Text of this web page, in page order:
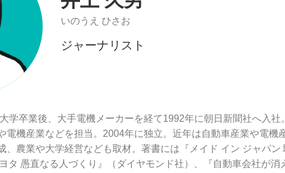
…」本田圭佑が初めて明かした日本代表監督に... 「最悪
いのうえ ひさお
ジャーナリスト
学卒業後、大手電機メーカーを経て1992年に朝日新聞社へ入社
電機産業などを担当。2004年に独立。近年は自動車産業や電機
、農業や大学経営なども取材。著書には『メイド イン ジャパン
タ 愚直なる人づくり』（ダイヤモンド社）、『自動車会社が消